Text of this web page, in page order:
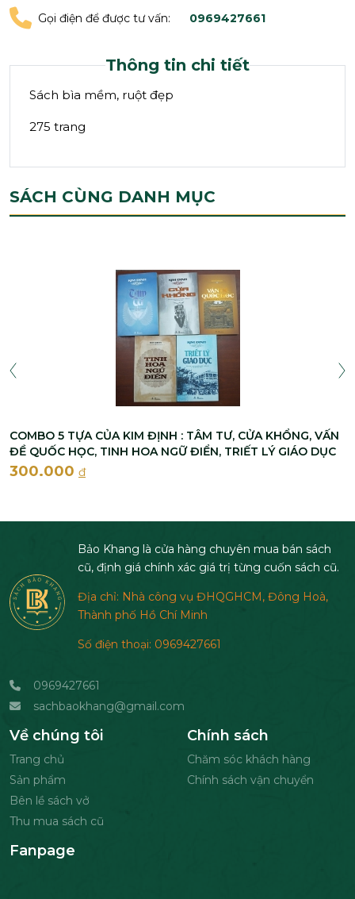
Gọi điện để được tư vấn: 0969427661
Thông tin chi tiết
Sách bìa mềm, ruột đẹp
275 trang
SÁCH CÙNG DANH MỤC
COMBO 5 TỰA CỦA KIM ĐỊNH : TÂM TƯ, CỬA KHỔNG, VẤN
ĐỀ QUỐC HỌC, TINH HOA NGỮ ĐIỂN, TRIẾT LÝ GIÁO DỤC
300.000 đ
Bảo Khang là cửa hàng chuyên mua bán sách
cũ, định giá chính xác giá trị từng cuốn sách cũ.
Địa chỉ: Nhà công vụ ĐHQGHCM, Đông Hoà,
Thành phố Hồ Chí Minh
Số điện thoại: 0969427661
0969427661
sachbaokhang@gmail.com
Về chúng tôi
Trang chủ
Sản phẩm
Bên lề sách vở
Thu mua sách cũ
Chính sách
Chăm sóc khách hàng
Chính sách vận chuyển
Fanpage